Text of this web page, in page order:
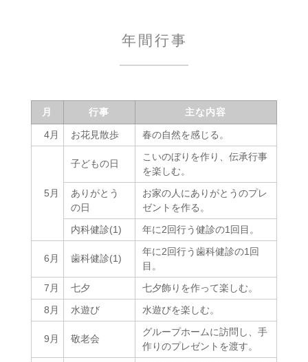
年間行事
月 行事 主な内容
4月 お花見散歩 春の自然を感じる。
5月
子どもの日
こいのぼりを作り、伝承行事
を楽しむ。
ありがとう
の日
お家の人にありがとうのプレ
ゼントを作る。
内科健診(1)
年に2回行う健診の1回目。
6月 歯科健診(1)
年に2回行う歯科健診の1回
目。
7月
七夕
七夕飾りを作って楽しむ。
8月
水遊び 水遊びを楽しむ。
9月 敬老会
グループホームに訪問し、手
作りのプレゼントを渡す。